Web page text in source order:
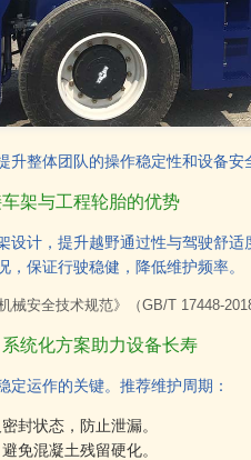
升整体团队的操作稳定性和设备
架与工程轮胎的优势
设计，提升越野通过性与驾驶舒
，保证行驶稳健，降低维护频率。
械安全技术规范》（GB/T 17448-
统化方案助力设备长寿
定运作的关键。推荐维护周期：
封状态，防止泄漏。
免混凝土残留硬化。